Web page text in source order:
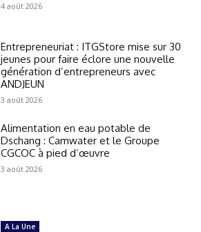
4 août 2026
Entrepreneuriat : ITGStore mise sur 30
jeunes pour faire éclore une nouvelle
génération d’entrepreneurs avec
ANDJEUN
3 août 2026
Alimentation en eau potable de
Dschang : Camwater et le Groupe
CGCOC à pied d’œuvre
3 août 2026
A La Une